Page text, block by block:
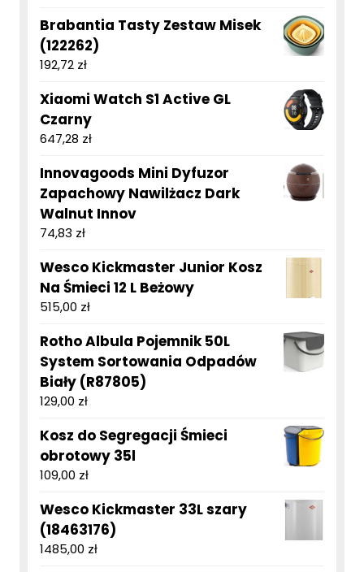
Brabantia Tasty Zestaw Misek
(122262)
192,72 zł
Xiaomi Watch S1 Active GL
Czarny
647,28 zł
Innovagoods Mini Dyfuzor
Zapachowy Nawilżacz Dark
Walnut Innov
74,83 zł
Wesco Kickmaster Junior Kosz
Na Śmieci 12 L Beżowy
515,00 zł
Rotho Albula Pojemnik 50L
System Sortowania Odpadów
Biały (R87805)
129,00 zł
Kosz do Segregacji Śmieci
obrotowy 35l
109,00 zł
Wesco Kickmaster 33L szary
(18463176)
1485,00 zł